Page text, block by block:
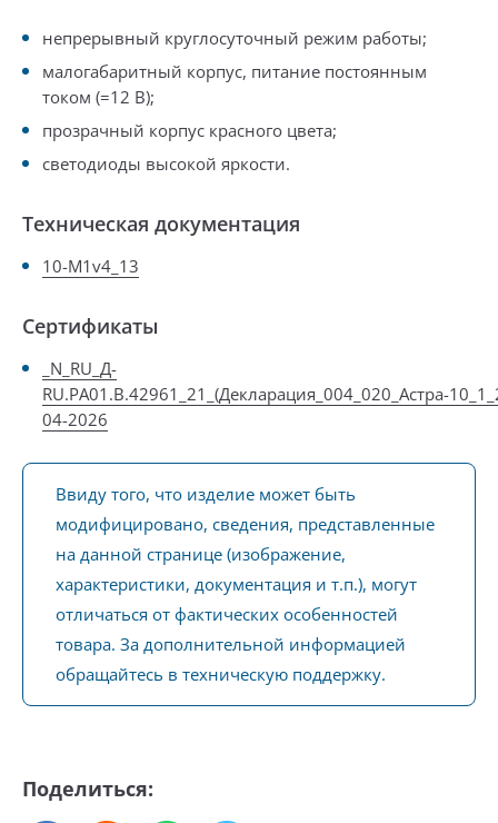
непрерывный круглосуточный режим работы;
малогабаритный корпус, питание постоянным
током (=12 В);
прозрачный корпус красного цвета;
светодиоды высокой яркости.
Техническая документация
10-M1v4_13
Сертификаты
_N_RU_Д-
RU.РА01.В.42961_21_(Декларация_004_020_Астра-
04-2026
Ввиду того, что изделие может быть
модифицировано, сведения, представленные
на данной странице (изображение,
характеристики, документация и т.п.), могут
отличаться от фактических особенностей
товара. За дополнительной информацией
обращайтесь в техническую поддержку.
Поделиться: